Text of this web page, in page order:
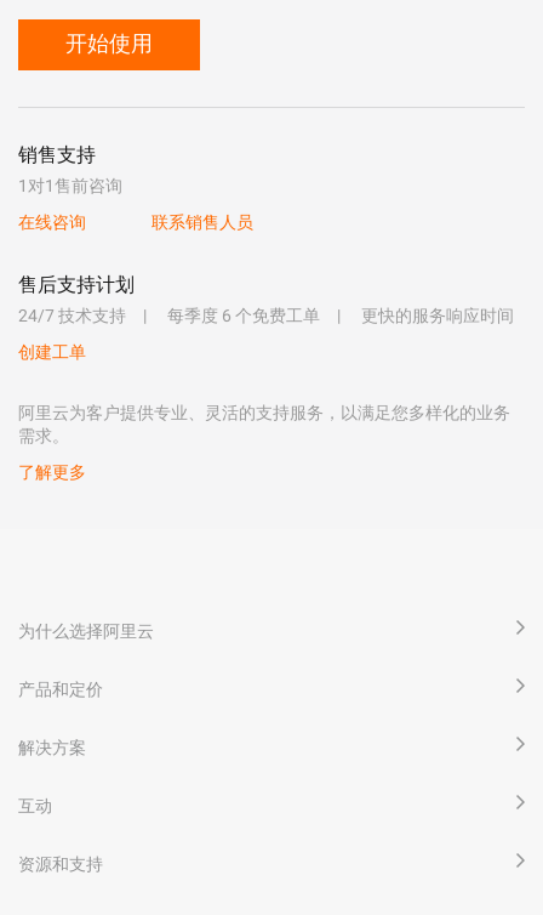
开始使用
销售支持
1对1售前咨询
在线咨询
联系销售人员
售后支持计划
24/7 技术支持 每季度 6 个免费工单
更快的服务响应时间
创建工单
阿里云为客户提供专业、灵活的支持服务，以满足您多样化的业务
需求。
了解更多
为什么选择阿里云
产品和定价
解决方案
互动
资源和支持